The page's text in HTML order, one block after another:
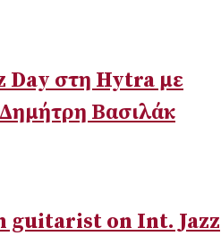
στη Hytra με
Βασιλάκ
guitarist on Int. Jazz